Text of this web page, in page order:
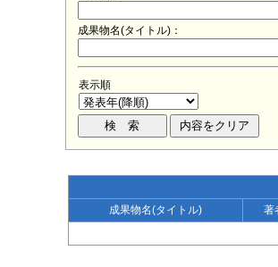
成果物名(タイトル)：
表示順
成果物名(タイトル)
著